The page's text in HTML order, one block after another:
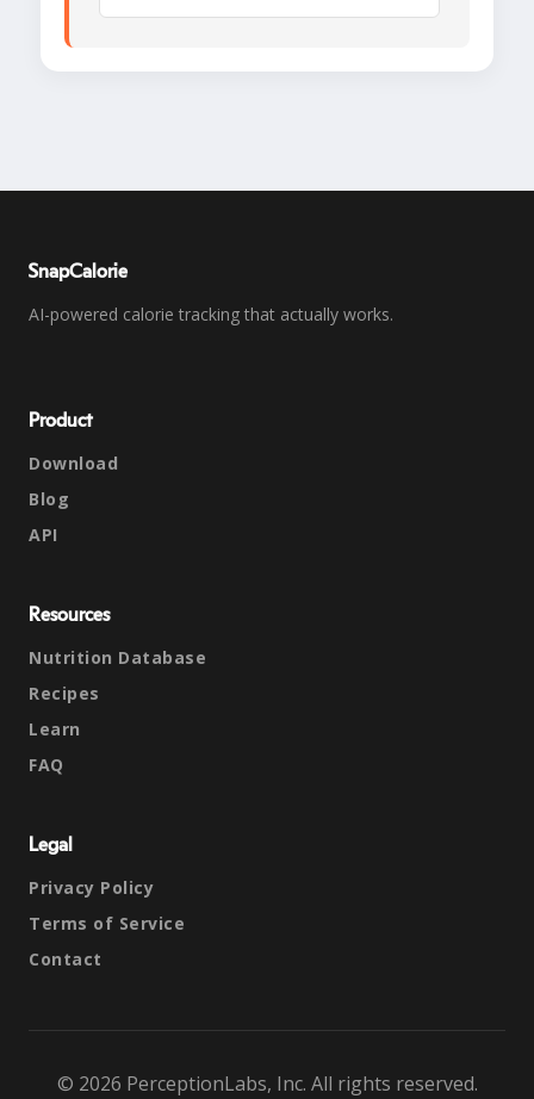
SnapCalorie
AI-powered calorie tracking that actually works.
Product
Download
Blog
API
Resources
Nutrition Database
Recipes
Learn
FAQ
Legal
Privacy Policy
Terms of Service
Contact
© 2026 PerceptionLabs, Inc. All rights reserved.